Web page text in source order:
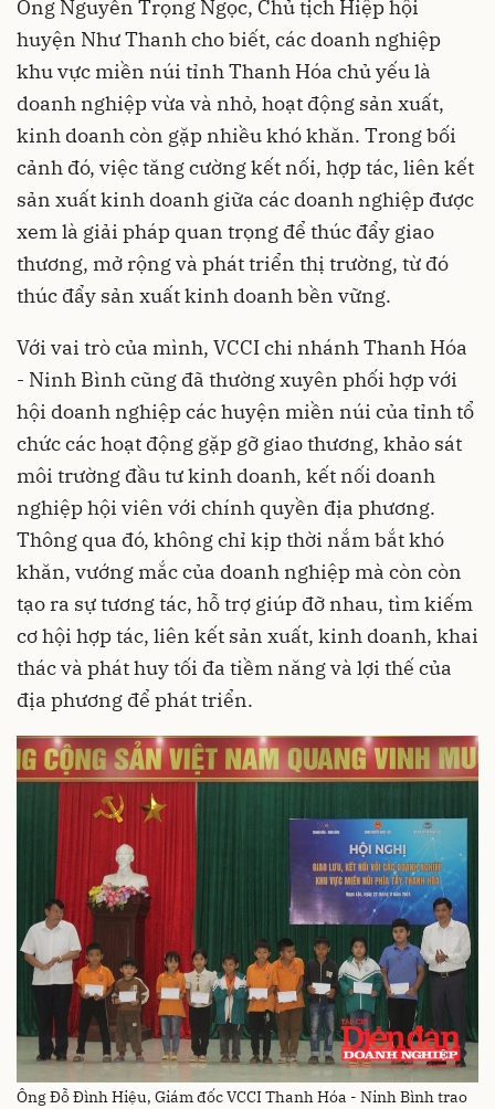
Ông Nguyễn Trọng Ngọc, Chủ tịch Hiệp hội
huyện Như Thanh cho biết, các doanh nghiệp
khu vực miền núi tỉnh Thanh Hóa chủ yếu là
doanh nghiệp vừa và nhỏ, hoạt động sản xuất,
kinh doanh còn gặp nhiều khó khăn. Trong bối
cảnh đó, việc tăng cường kết nối, hợp tác, liên kết
sản xuất kinh doanh giữa các doanh nghiệp được
xem là giải pháp quan trọng để thúc đẩy giao
thương, mở rộng và phát triển thị trường, từ đó
thúc đẩy sản xuất kinh doanh bền vững.
Với vai trò của mình, VCCI chi nhánh Thanh Hóa
- Ninh Bình cũng đã thường xuyên phối hợp với
hội doanh nghiệp các huyện miền núi của tỉnh tổ
chức các hoạt động gặp gỡ giao thương, khảo sát
môi trường đầu tư kinh doanh, kết nối doanh
nghiệp hội viên với chính quyền địa phương.
Thông qua đó, không chỉ kịp thời nắm bắt khó
khăn, vướng mắc của doanh nghiệp mà còn còn
tạo ra sự tương tác, hỗ trợ giúp đỡ nhau, tìm kiếm
cơ hội hợp tác, liên kết sản xuất, kinh doanh, khai
thác và phát huy tối đa tiềm năng và lợi thế của
địa phương để phát triển.
Ông Đỗ Đình Hiệu, Giám đốc VCCI Thanh Hóa - Ninh Bình trao